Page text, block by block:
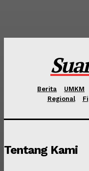
Berita UMKM
Regional
Tentang Kami